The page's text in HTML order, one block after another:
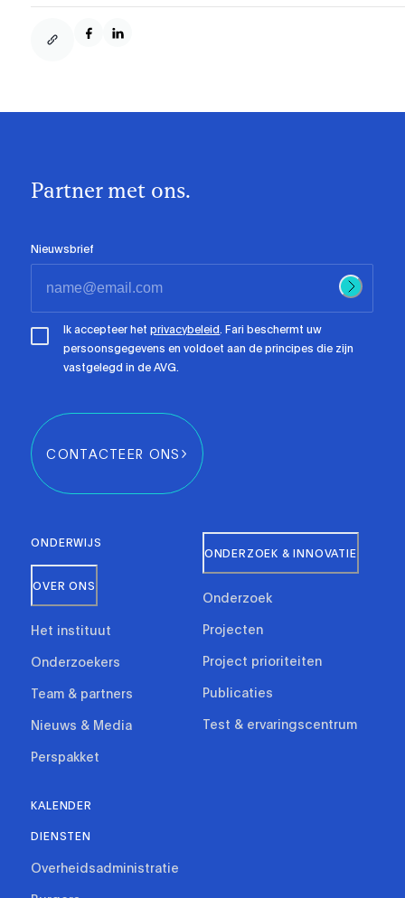
Partner met ons.
Nieuwsbrief
Ik accepteer hetprivacybeleid. Fari beschermt uw
persoonsgegevens en voldoet aan de principes die zijn
vastgelegd in de AVG.
CONTACTEER ONS
ONDERWIJS
OVER ONS
Het instituut
Onderzoekers
Team & partners
Nieuws & Media
Perspakket
ONDERZOEK & INNOVATIE
Onderzoek
Projecten
Project prioriteiten
Publicaties
Test & ervaringscentrum
KALENDER
DIENSTEN
Overheidsadministratie